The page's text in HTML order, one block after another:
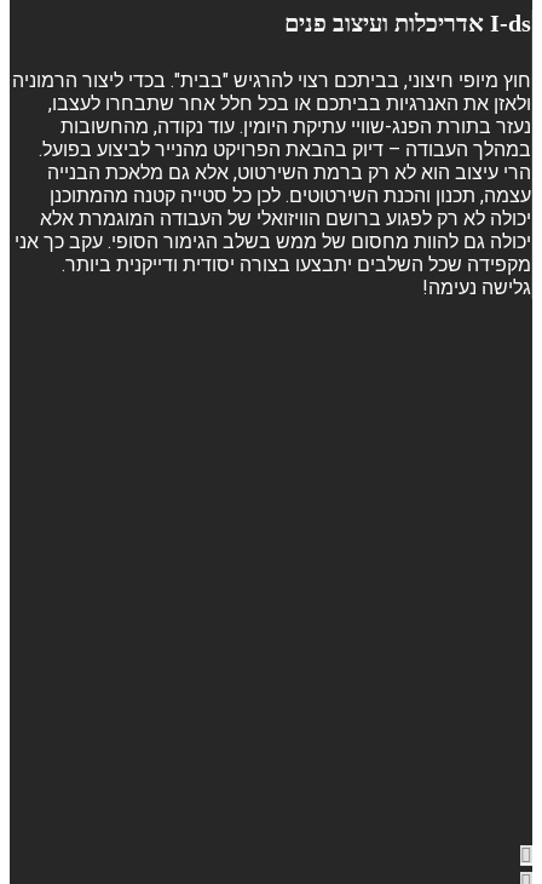
I-ds אדריכלות ועיצוב פנים
חוץ מיופי חיצוני, בביתכם רצוי להרגיש "בבית". בכדי ליצור הרמוניה
ולאזן את האנרגיות בביתכם או בכל חלל אחר שתבחרו לעצבו,
נעזר בתורת הפנג-שוויי עתיקת היומין. עוד נקודה, מהחשובות
במהלך העבודה – דיוק בהבאת הפרויקט מהנייר לביצוע בפועל.
הרי עיצוב הוא לא רק ברמת השירטוט, אלא גם מלאכת הבנייה
עצמה, תכנון והכנת השירטוטים. לכן כל סטייה קטנה מהמתוכנן
יכולה לא רק לפגוע ברושם הוויזואלי של העבודה המוגמרת אלא
יכולה גם להוות מחסום של ממש בשלב הגימור הסופי. עקב כך אני
מקפידה שכל השלבים יתבצעו בצורה יסודית ודייקנית ביותר.
גלישה נעימה!